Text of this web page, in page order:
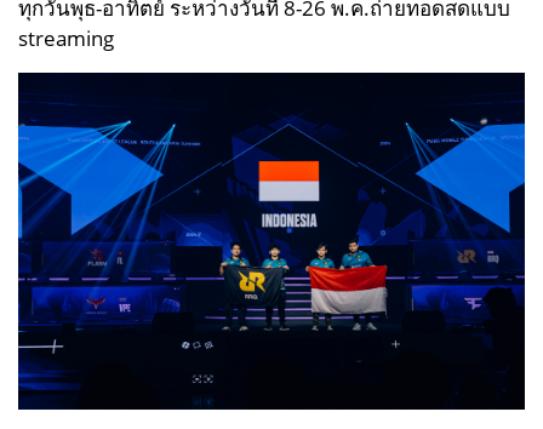
ทุกวันพุธ-อาทิตย์ ระหว่างวันที่ 8-26 พ.ค.ถ่ายทอดสดแบบ
streaming